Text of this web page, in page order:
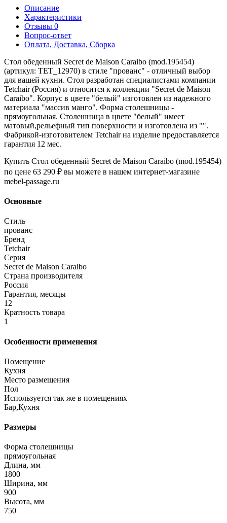
Описание
Характеристики
Отзывы 0
Вопрос-ответ
Оплата, Доставка, Сборка
Стол обеденный Secret de Maison Caraibo (mod.195454)
(артикул: TET_12970) в стиле "прованс" - отличный выбор
для вашей кухни. Стол разработан специалистами компании
Tetchair (Россия) и относится к коллекции "Secret de Maison
Caraibo". Корпус в цвете "белый" изготовлен из надежного
материала "массив манго". Форма столешницы -
прямоугольная. Столешница в цвете "белый" имеет
матовый,рельефный тип поверхности и изготовлена из "".
Фабрикой-изготовителем Tetchair на изделие предоставляется
гарантия 12 мес.
Купить Стол обеденный Secret de Maison Caraibo (mod.195454)
по цене 63 290 ₽ вы можете в нашем интернет-магазине
mebel-passage.ru
Основные
Стиль
прованс
Бренд
Tetchair
Серия
Secret de Maison Caraibo
Страна производителя
Россия
Гарантия, месяцы
12
Кратность товара
1
Особенности применения
Помещение
Кухня
Место размещения
Пол
Используется так же в помещениях
Бар,Кухня
Размеры
Форма столешницы
прямоугольная
Длина, мм
1800
Ширина, мм
900
Высота, мм
750